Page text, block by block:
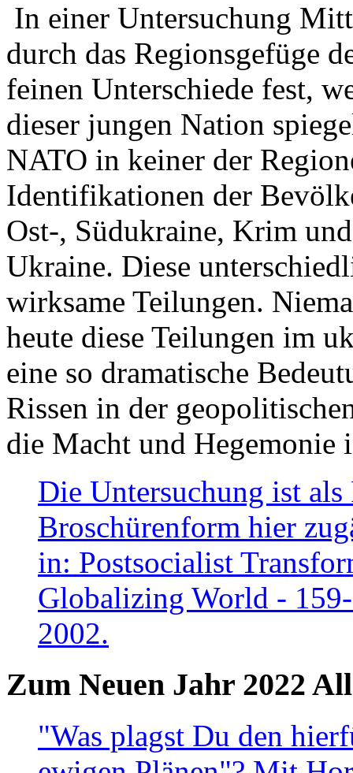
In einer Untersuchung
durch das Regionsgefüge
feinen Unterschiede fest,
dieser jungen Nation
NATO in keiner der
Identifikationen der
Ost-, Südukraine, Krim
Ukraine. Diese
wirksame Teilungen.
heute diese Teilungen im
eine so dramatische
Rissen in der
die Macht und Hegemonie
Die Untersuchung ist
Broschürenform hier
in: Postsocialist
Globalizing World -
2002.
Zum Neuen Jahr 2022
"Was plagst Du den